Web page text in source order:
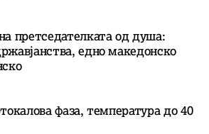
претседателката од душа:
едно македонско
фаза, температура до 40